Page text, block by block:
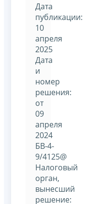
Дата
публикации:
10
апреля
2025
Дата
и
номер
решения:
от
09
апреля
2024
БВ-4-
9/4125@
Налоговый
орган,
вынесший
решение: